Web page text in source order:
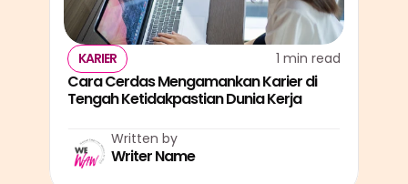
KARIER 1 min read
Cara Cerdas Mengamankan Karier di
Tengah Ketidakpastian Dunia Kerja
Written by
Writer Name